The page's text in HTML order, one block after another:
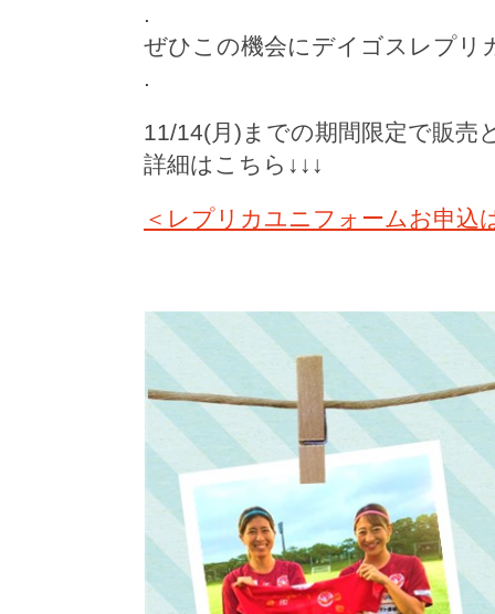
.
ぜひこの機会にデイゴスレプ
.
11/14(月)までの期間限定で販売
詳細はこちら↓↓↓
＜レプリカユニフォームお申込